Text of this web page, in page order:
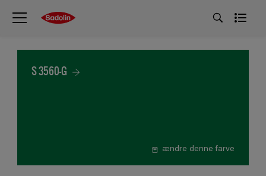
S 3560-G
ændre denne farve